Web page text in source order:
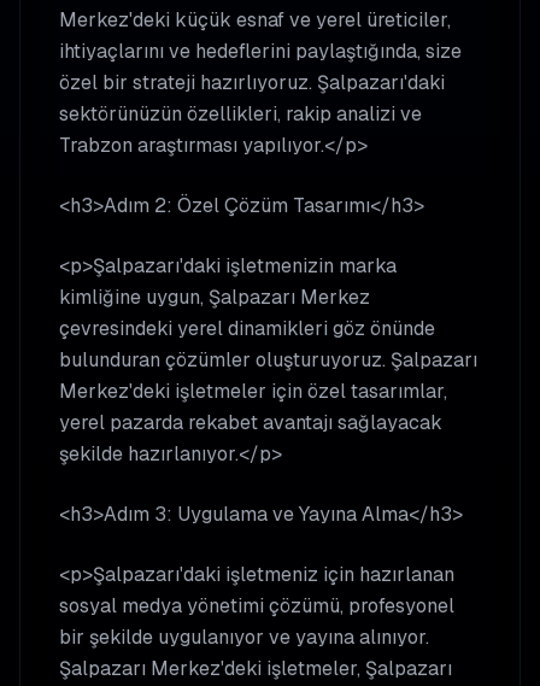
Merkez'deki küçük esnaf ve yerel üreticiler,
ihtiyaçlarını ve hedeflerini paylaştığında, size
özel bir strateji hazırlıyoruz. Şalpazarı'daki
sektörünüzün özellikleri, rakip analizi ve
Trabzon araştırması yapılıyor.</p>
<h3>Adım 2: Özel Çözüm Tasarımı</h3>
<p>Şalpazarı'daki işletmenizin marka
kimliğine uygun, Şalpazarı Merkez
çevresindeki yerel dinamikleri göz önünde
bulunduran çözümler oluşturuyoruz. Şalpazarı
Merkez'deki işletmeler için özel tasarımlar,
yerel pazarda rekabet avantajı sağlayacak
şekilde hazırlanıyor.</p>
<h3>Adım 3: Uygulama ve Yayına Alma</h3>
<p>Şalpazarı'daki işletmeniz için hazırlanan
sosyal medya yönetimi çözümü, profesyonel
bir şekilde uygulanıyor ve yayına alınıyor.
Şalpazarı Merkez'deki işletmeler, Şalpazarı